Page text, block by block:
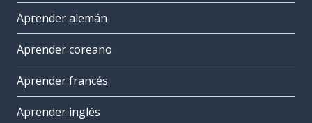
Aprender alemán
Aprender coreano
Aprender francés
Aprender inglés